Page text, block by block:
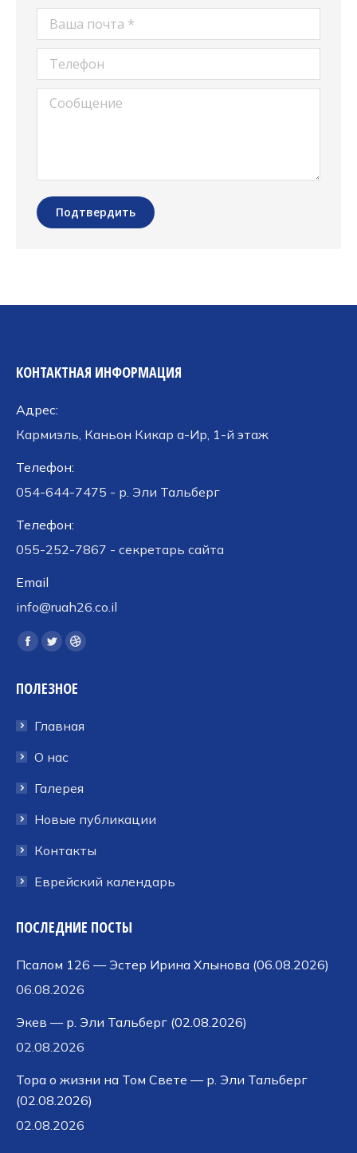
Ваша почта *
Телефон
Сообщение
Подтвердить
КОНТАКТНАЯ ИНФОРМАЦИЯ
Адрес:
Кармиэль, Каньон Кикар а-Ир, 1-й этаж
Телефон:
054-644-7475 - р. Эли Тальберг
Телефон:
055-252-7867 - секретарь сайта
Email
info@ruah26.co.il
Ищите нас:
Страница
открывается
новом
окне
Страница
открывается
новом
окне
Страница
открывается
новом
ПОЛЕЗНОЕ
Главная
О нас
Галерея
Новые публикации
Контакты
Еврейский календарь
ПОСЛЕДНИЕ ПОСТЫ
Псалом 126 — Эстер Ирина Хлынова (06.08.2026)
06.08.2026
Экев — р. Эли Тальберг (02.08.2026)
02.08.2026
Тора о жизни на Том Свете — р. Эли Тальберг
(02.08.2026)
02.08.2026